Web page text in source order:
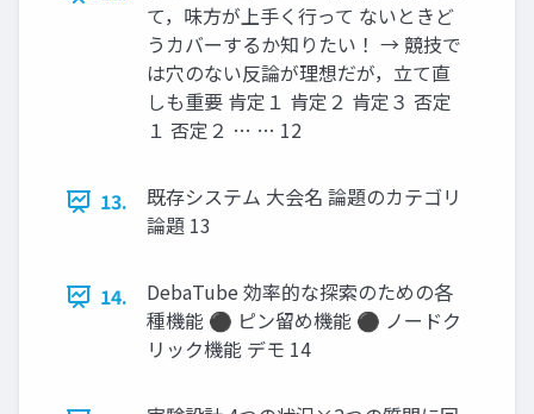
て，味方が上手く行って ないときど
うカバーするか知りたい！ → 競技で
は穴のない反論が理想だが，立て直
しも重要 肯定１ 肯定２ 肯定３ 否定
１ 否定２ … … 12
13.
既存システム 大会名 論題のカテゴリ
論題 13
14.
DebaTube 効率的な探索のための各
種機能 ⚫ ピン留め機能 ⚫ ノードク
リック機能 デモ 14